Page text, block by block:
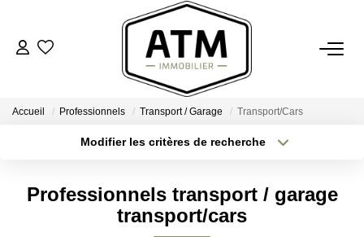
ACHETER
L'AGENCE
Accueil Professionnels Transport / Garage Transport/Cars
Modifier les critères de recherche
Type de bien
Surface min
Professionnels transport / garage
transport/cars